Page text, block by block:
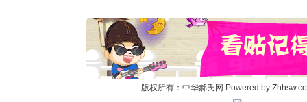
版权所有： 中华郝氏网 Powered by